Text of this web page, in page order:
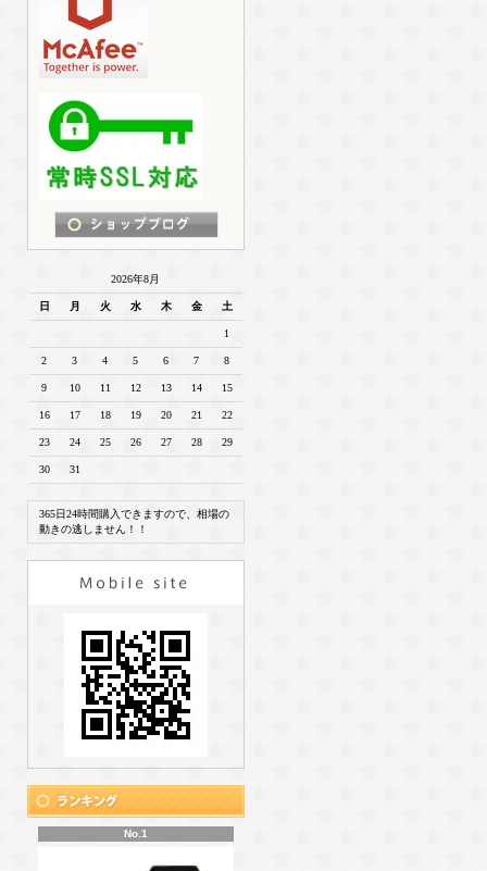
2026年8月
日 月 火 水 木 金 土
1
2 3 4 5 6 7 8
9 10 11 12 13 14 15
16 17 18 19 20 21 22
23 24 25 26 27 28 29
30 31
365日24時間購入できますので、相場の
動きの逃しません！！
No.1